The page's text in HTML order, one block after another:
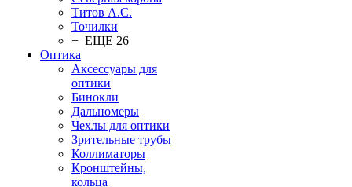
Титов А.С.
Точилки
+ ЕЩЕ 26
Оптика
Аксессуары для
оптики
Бинокли
Дальномеры
Чехлы для оптики
Зрительные трубы
Коллиматоры
Кронштейны,
кольца